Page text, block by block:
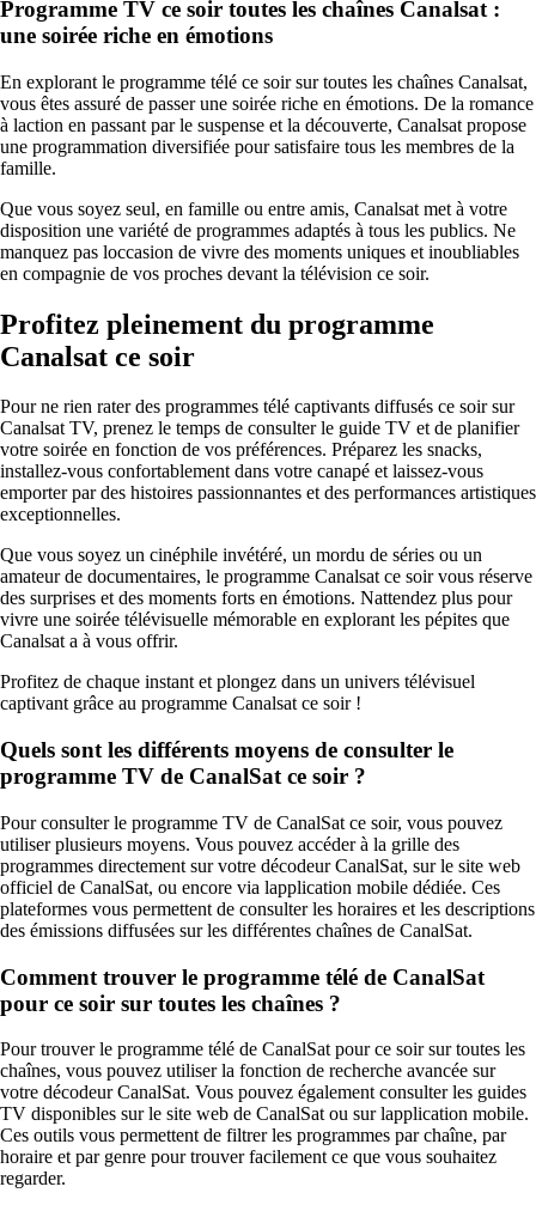
Programme TV ce soir toutes les chaînes Canalsat :
une soirée riche en émotions
En explorant le programme télé ce soir sur toutes les chaînes Canalsat,
vous êtes assuré de passer une soirée riche en émotions. De la romance
à laction en passant par le suspense et la découverte, Canalsat propose
une programmation diversifiée pour satisfaire tous les membres de la
famille.
Que vous soyez seul, en famille ou entre amis, Canalsat met à votre
disposition une variété de programmes adaptés à tous les publics. Ne
manquez pas loccasion de vivre des moments uniques et inoubliables
en compagnie de vos proches devant la télévision ce soir.
Profitez pleinement du programme
Canalsat ce soir
Pour ne rien rater des programmes télé captivants diffusés ce soir sur
Canalsat TV, prenez le temps de consulter le guide TV et de planifier
votre soirée en fonction de vos préférences. Préparez les snacks,
installez-vous confortablement dans votre canapé et laissez-vous
emporter par des histoires passionnantes et des performances artistiques
exceptionnelles.
Que vous soyez un cinéphile invétéré, un mordu de séries ou un
amateur de documentaires, le programme Canalsat ce soir vous réserve
des surprises et des moments forts en émotions. Nattendez plus pour
vivre une soirée télévisuelle mémorable en explorant les pépites que
Canalsat a à vous offrir.
Profitez de chaque instant et plongez dans un univers télévisuel
captivant grâce au programme Canalsat ce soir !
Quels sont les différents moyens de consulter le
programme TV de CanalSat ce soir ?
Pour consulter le programme TV de CanalSat ce soir, vous pouvez
utiliser plusieurs moyens. Vous pouvez accéder à la grille des
programmes directement sur votre décodeur CanalSat, sur le site web
officiel de CanalSat, ou encore via lapplication mobile dédiée. Ces
plateformes vous permettent de consulter les horaires et les descriptions
des émissions diffusées sur les différentes chaînes de CanalSat.
Comment trouver le programme télé de CanalSat
pour ce soir sur toutes les chaînes ?
Pour trouver le programme télé de CanalSat pour ce soir sur toutes les
chaînes, vous pouvez utiliser la fonction de recherche avancée sur
votre décodeur CanalSat. Vous pouvez également consulter les guides
TV disponibles sur le site web de CanalSat ou sur lapplication mobile.
Ces outils vous permettent de filtrer les programmes par chaîne, par
horaire et par genre pour trouver facilement ce que vous souhaitez
regarder.